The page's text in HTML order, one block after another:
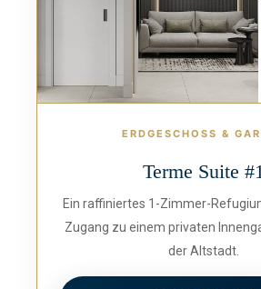
ERDGESCHOSS &
Terme Suite #1
Ein raffiniertes 1-Zimmer-
Zugang zu einem privaten
der Altstadt.